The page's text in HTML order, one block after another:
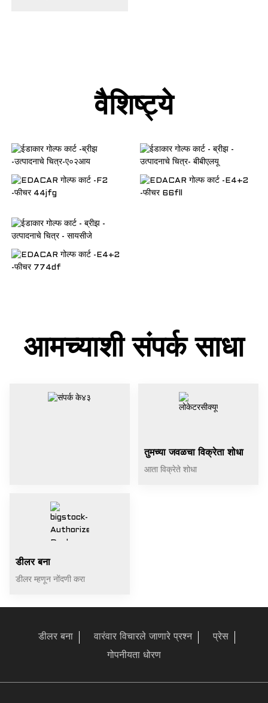
वैशिष्ट्ये
आमच्याशी संपर्क साधा
तुमच्या जवळचा विक्रेता शोधा
आता विक्रेते शोधा
डीलर बना
डीलर म्हणून नोंदणी करा
डीलर बना वारंवार विचारले जाणारे प्रश्न प्रेस
गोपनीयता धोरण